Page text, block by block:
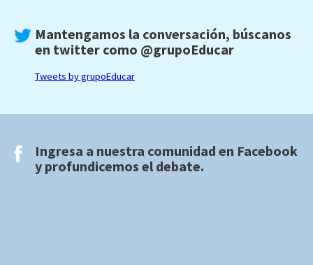
Mantengamos la conversación, búscanos
en twitter como @grupoEducar
Tweets by grupoEducar
Ingresa a nuestra comunidad en Facebook
y profundicemos el debate.